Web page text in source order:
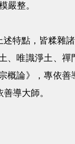
嚴整。
點，皆糅雜
、唯識淨土、
概論》，專依
導大師。